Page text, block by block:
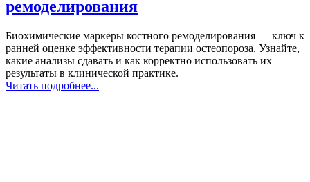
ремоделирования
Биохимические маркеры костного ремоделирования — ключ к
ранней оценке эффективности терапии остеопороза. Узнайте,
какие анализы сдавать и как корректно использовать их
результаты в клинической практике.
Читать подробнее...